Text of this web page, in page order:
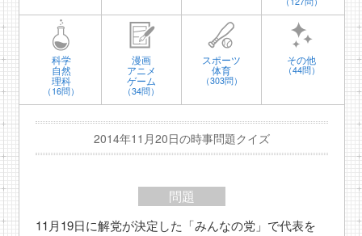
科学
自然
理科
（16問）
漫画
アニメ
ゲーム
（34問）
スポーツ
体育
（303問）
その他
（44問）
2014年11月20日の時事問題クイズ
問題
11月19日に解党が決定した「みんなの党」で代表を